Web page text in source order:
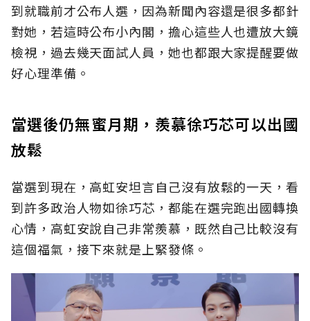
到就職前才公布人選，因為新聞內容還是很多都針
對她，若這時公布小內閣，擔心這些人也遭放大鏡
檢視， 過去幾天面試人員，她也都跟大家提醒要做
好心理準備 。
當選後仍無蜜月期，羨慕徐巧芯可以出國
放鬆
當選到現在，高虹安坦言自己沒有放鬆的一天，看
到許多政治人物如徐巧芯， 都能在選完跑出國轉換
心情 ，高虹安說自己非常羨慕，既然自己比較沒有
這個福氣，接下來就是上緊發條。